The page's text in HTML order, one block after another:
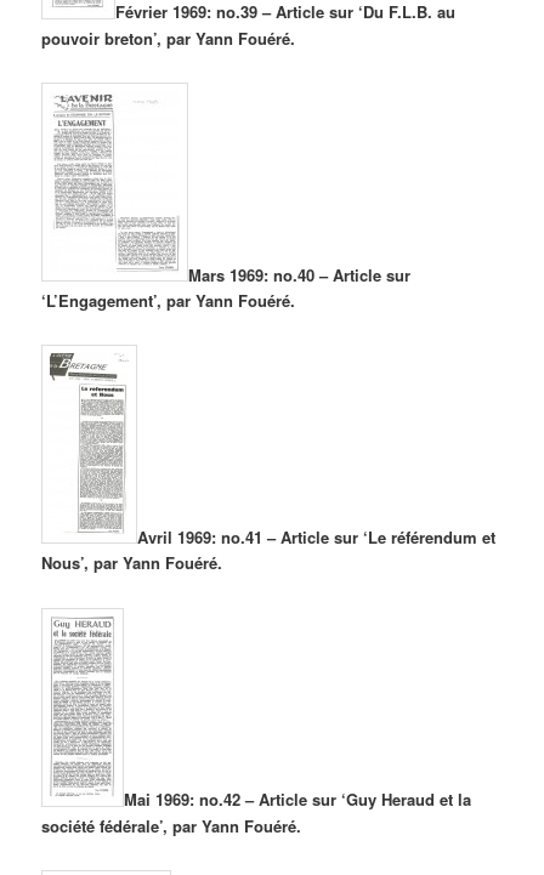
Février 1969: no.39 – Article sur ‘Du F.L.B. au
pouvoir breton’, par Yann Fouéré.
Mars 1969: no.40 – Article sur
‘L’Engagement’, par Yann Fouéré.
Avril 1969: no.41 – Article sur ‘Le référendum et
Nous’, par Yann Fouéré.
Mai 1969: no.42 – Article sur ‘Guy Heraud et la
société fédérale’, par Yann Fouéré.